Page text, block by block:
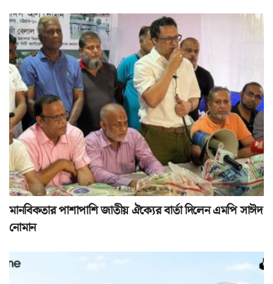
মানবিকতার পাশাপাশি জাতীয় ঐক্যের বার্তা দিলেন এমপি সাঈদ
নোমান